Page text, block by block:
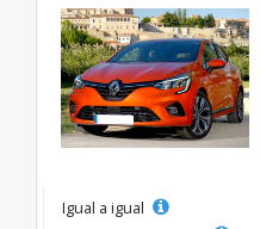
Igual a igual